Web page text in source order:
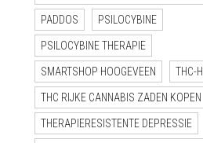
PADDOS PSILOCYBINE
PSILOCYBINE THERAPIE
SMARTSHOP HOOGEVEEN THC-H
THC RIJKE CANNABIS ZADEN KOPEN
THERAPIERESISTENTE DEPRESSIE